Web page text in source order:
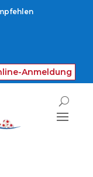
Anmeldung